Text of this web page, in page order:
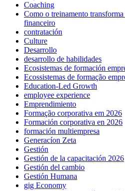
Coaching
Como o treinamento
financeiro
contratación
Culture
Desarrollo
desarrollo de habilidades
Ecosistemas de formación
Ecossistemas de formação
Education-Led Growth
employee experience
Emprendimiento
Formação corporativa em 2026
Formación corporativa en 2026
formación multiempresa
Generacíon Zeta
Gestión
Gestión de la capacitación 2026
Gestión del cambio
Gestión Humana
gig Economy